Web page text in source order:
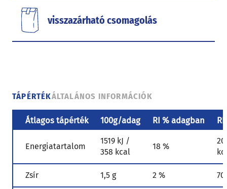
visszazárható csomagolás
TÁPÉRTÉKÁLTALÁNOS INFORMÁCIÓK
Átlagos tápérték 100g/adag RI % adagban
Energiatartalom
1519 kJ /
358 kcal
18 %
Zsír 1,5 g 2 % 70